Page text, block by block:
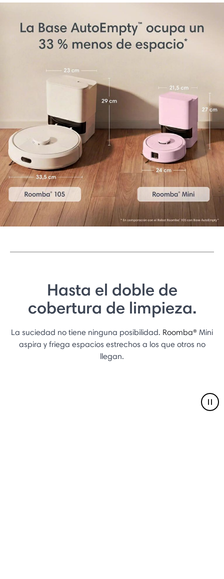
Hasta el doble de
cobertura de limpieza.
La suciedad no tiene ninguna posibilidad. Roomba® Mini
aspira y friega espacios estrechos a los que otros no
llegan.